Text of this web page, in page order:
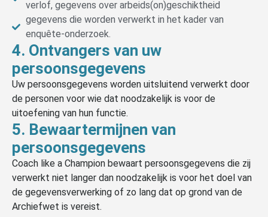
verlof, gegevens over arbeids(on)geschiktheid
gegevens die worden verwerkt in het kader van
enquête-onderzoek.
4. Ontvangers van uw
persoonsgegevens
Uw persoonsgegevens worden uitsluitend verwerkt door
de personen voor wie dat noodzakelijk is voor de
uitoefening van hun functie.
5. Bewaartermijnen van
persoonsgegevens
Coach like a Champion bewaart persoonsgegevens die zij
verwerkt niet langer dan noodzakelijk is voor het doel van
de gegevensverwerking of zo lang dat op grond van de
Archiefwet is vereist.